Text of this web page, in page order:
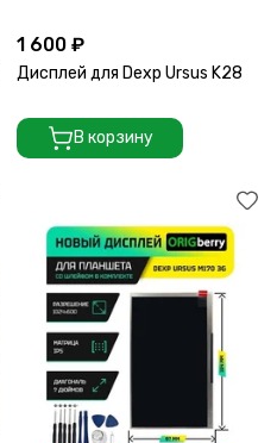
1 600 ₽
Дисплей для Dexp Ursus K28
В корзину